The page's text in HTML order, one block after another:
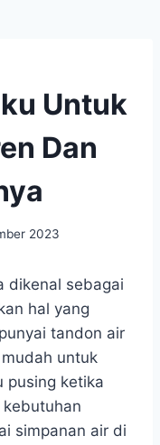
Untuk
Dan
2023
dikenal sebagai
hal yang
tandon air
untuk
pusing ketika
simpanan air di